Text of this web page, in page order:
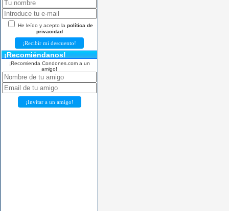
He leído y acepto la política de
privacidad
¡Recomiéndanos!
¡Recomienda Condones.com a un
amigo!